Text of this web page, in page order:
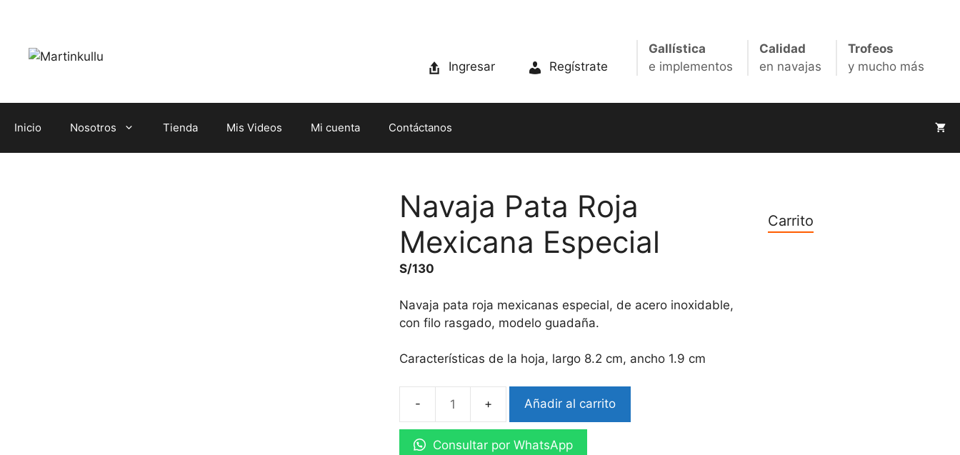
Ingresar
Regístrate
Gallística
e implementos
Calidad
en navajas
Trofeos
y mucho más
Inicio Nosotros Tienda Mis Videos Mi cuenta Contáctanos
Navaja Pata Roja
Mexicana Especial
S/130
Navaja pata roja mexicanas especial, de acero inoxidable,
con filo rasgado, modelo guadaña.
Características de la hoja, largo 8.2 cm, ancho 1.9 cm
Pata
Roja
Añadir al carrito
Consultar por WhatsApp
Carrito
cantidad